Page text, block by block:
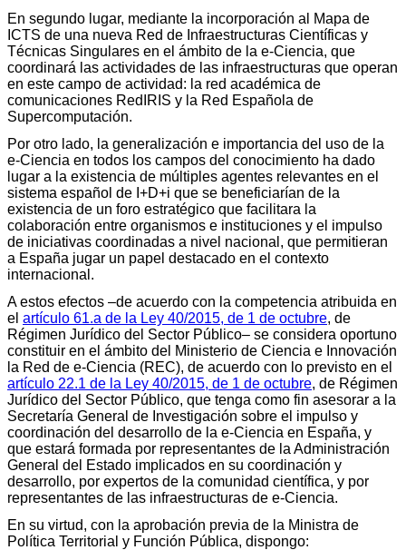
En segundo lugar, mediante la incorporación al Mapa de
ICTS de una nueva Red de Infraestructuras Científicas y
Técnicas Singulares en el ámbito de la e-Ciencia, que
coordinará las actividades de las infraestructuras que operan
en este campo de actividad: la red académica de
comunicaciones RedIRIS y la Red Española de
Supercomputación.
Por otro lado, la generalización e importancia del uso de la
e-Ciencia en todos los campos del conocimiento ha dado
lugar a la existencia de múltiples agentes relevantes en el
sistema español de I+D+i que se beneficiarían de la
existencia de un foro estratégico que facilitara la
colaboración entre organismos e instituciones y el impulso
de iniciativas coordinadas a nivel nacional, que permitieran
a España jugar un papel destacado en el contexto
internacional.
A estos efectos –de acuerdo con la competencia atribuida en
el artículo 61.a de la Ley 40/2015, de 1 de octubre, de
Régimen Jurídico del Sector Público– se considera oportuno
constituir en el ámbito del Ministerio de Ciencia e Innovación
la Red de e-Ciencia (REC), de acuerdo con lo previsto en el
artículo 22.1 de la Ley 40/2015, de 1 de octubre, de Régimen
Jurídico del Sector Público, que tenga como fin asesorar a la
Secretaría General de Investigación sobre el impulso y
coordinación del desarrollo de la e-Ciencia en España, y
que estará formada por representantes de la Administración
General del Estado implicados en su coordinación y
desarrollo, por expertos de la comunidad científica, y por
representantes de las infraestructuras de e-Ciencia.
En su virtud, con la aprobación previa de la Ministra de
Política Territorial y Función Pública, dispongo: